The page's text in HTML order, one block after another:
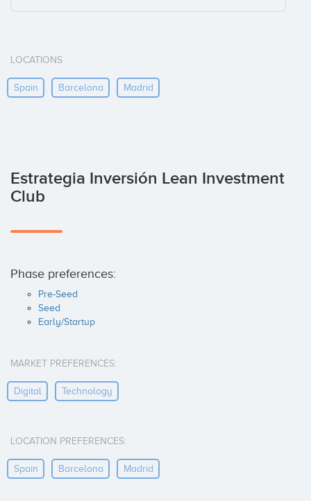
LOCATIONS
Spain Barcelona Madrid
Estrategia Inversión Lean Investment
Club
Phase preferences:
Pre-Seed
Seed
Early/Startup
MARKET PREFERENCES:
Digital Technology
LOCATION PREFERENCES:
Spain Barcelona Madrid